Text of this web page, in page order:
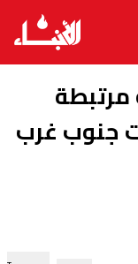
مرتبطة
جنوب غرب